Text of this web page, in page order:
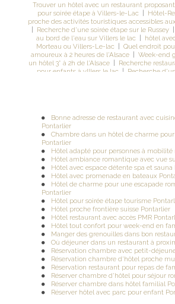
Trouver un hôtel avec un restaurant
pour soirée étape à Villers-le-Lac
Hôtel-
proche des activités touristiques accessibles
Recherche d'une soirée étape sur le Russey|
au bord de l'eau sur Villers le lac|
hôtel
Morteau ou Villers-Le-lac
Quel endroit
amoureux à 2 heures de l'Alsace| Week-end
un hôtel 3* à 2h de l'Alsace|
Recherche
pour enfants à vIllers le lac | Recherche
restaurant avec aire de jeux pour enfants à
je manger des grenouilles sur Morteau
étape sur les Fins |hotel avec parking prive sur
lac |Restaurant pour repas d'entreprise
personnes|Recherche d'une soirée étape
Recherche un hotel 3* sur morteau les fins|
hôtel 3* à 2 heures de l'Alsace|Recherche
30 personnes maxi |Restaurant ou l'on peut
|
Recherche d'une soirée étape sur
Restaurant pas cher proche des activités
enfants à Pontarlier|manger une friture
Morteau|Week-end gastronomique dans
l'Alsace| Recherche hotel familial avec
Bonne adresse de restaurant avec
Pontarlier
Chambre dans un hôtel de charme
Pontarlier
Hôtel adapté pour personnes à
Hôtel ambiance romantique avec vue
Hôtel avec espace détente spa et sauna
Hôtel avec promenade en bateaux
Hôtel de charme pour une escapade
Pontarlier
Hôtel pour soirée étape tourisme
Hôtel proche frontière suisse Pontarlier
Hôtel restaurant avec accès PMR
Hôtel tout confort pour week-end en
Manger des grenouilles dans bon
Où déjeuner dans un restaurant à
Réservation chambre avec petit-
Réservation chambre d'hôtel proche
Réservation restaurant pour repas de
Réserver chambre d'hôtel pour séjour
Réserver chambre dans hôtel familial
Réserver hôtel avec parc pour enfant